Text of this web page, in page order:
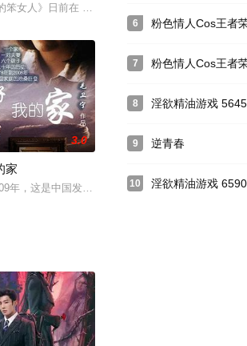
一帆——他冷面毒舌，掌控全局，却偏
大队长张林伟中埋伏被枪手夺去了生命，华南地区禁
笨女人》日前在 厦门开机，该剧汇集了王洋、何明
，对手诡谲；狄公重临，匡扶正义；武
夫建国创业她毅然辞掉工作，又得在公公前妻林春
3.0
家
年，这是中国发生巨变的激荡三十年。通过幺婶的
6 粉色情人Cos王者荣耀西施 尾随深喉到
7 粉色情人Cos王者荣耀西施 尾随深喉到
8 淫欲精油游戏
9 逆青春
10 淫欲精油游戏